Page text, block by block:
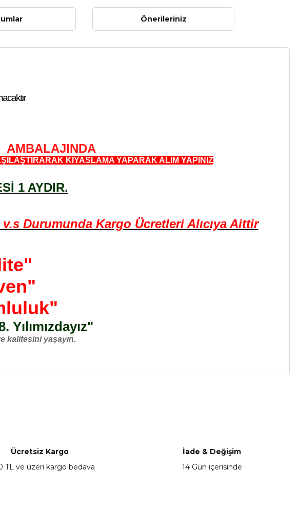
Önerileriniz
AMBALAJINDA
KIYASLAMA YAPARAK ALIM YAPINIZ
1 AYDIR.
Durumunda Kargo Ücretleri Alıcıya Aittir
kalitesini yaşayın.
Ücretsiz Kargo
TL ve üzeri kargo bedava
İade & Değişim
14 Gün içerisinde